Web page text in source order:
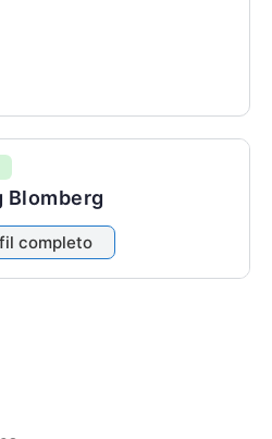
Blomberg
completo